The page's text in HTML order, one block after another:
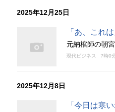
2025年12月25日
「あ、これ
元納棺師の朝
現代ビジネス 7時0
2025年12月8日
「今日は寒